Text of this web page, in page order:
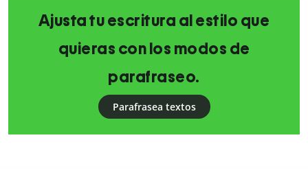
Ajusta tu escritura al estilo que
quieras con los modos de
parafraseo.
Parafrasea textos